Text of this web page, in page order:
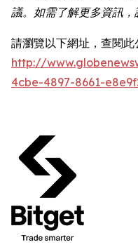
議。如需了解更多資訊
請瀏覽以下網址，查閱此
http://
4cbe-4897-8661-